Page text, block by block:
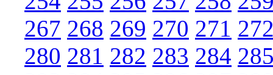
267 268 269 270 271
280 281 282 283 284